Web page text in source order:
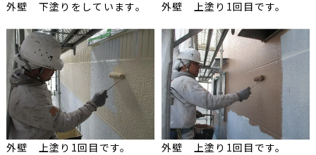
外壁 下塗りをしています。 外壁 上塗り1回目です。
外壁 上塗り1回目です。 外壁 上塗り1回目です。